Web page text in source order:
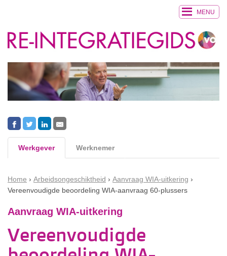
MENU
Werkgever Werknemer
Home Arbeidsongeschiktheid
Aanvraag WIA-uitkering
Vereenvoudigde beoordeling WIA-aanvraag 60-plussers
Aanvraag WIA-uitkering
Vereenvoudigde